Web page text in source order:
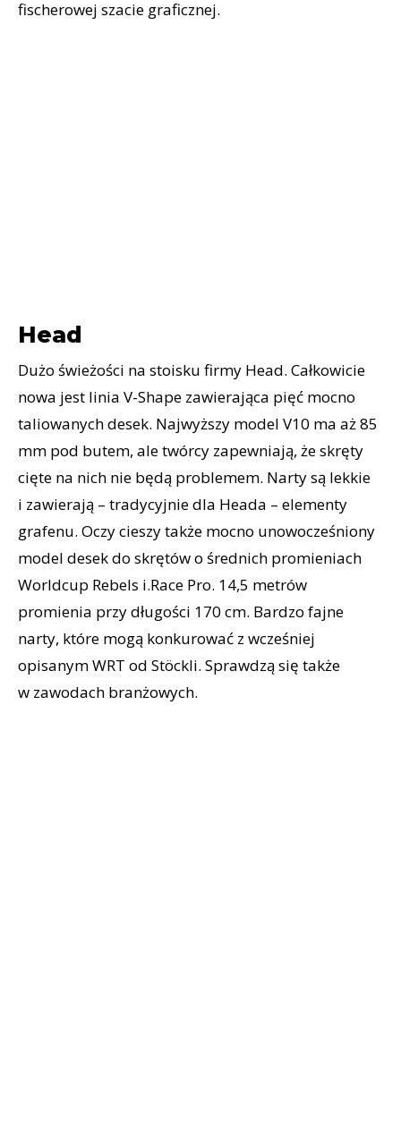
fischerowej szacie graficznej.
Head
Dużo świeżości na stoisku firmy Head. Całkowicie
nowa jest linia V-Shape zawierająca pięć mocno
taliowanych desek. Najwyższy model V10 ma aż 85
mm pod butem, ale twórcy zapewniają, że skręty
cięte na nich nie będą problemem. Narty są lekkie
i zawierają – tradycyjnie dla Heada – elementy
grafenu. Oczy cieszy także mocno unowocześniony
model desek do skrętów o średnich promieniach
Worldcup Rebels i.Race Pro. 14,5 metrów
promienia przy długości 170 cm. Bardzo fajne
narty, które mogą konkurować z wcześniej
opisanym WRT od Stöckli. Sprawdzą się także
w zawodach branżowych.